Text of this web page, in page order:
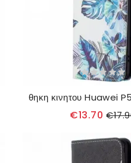
€13.70